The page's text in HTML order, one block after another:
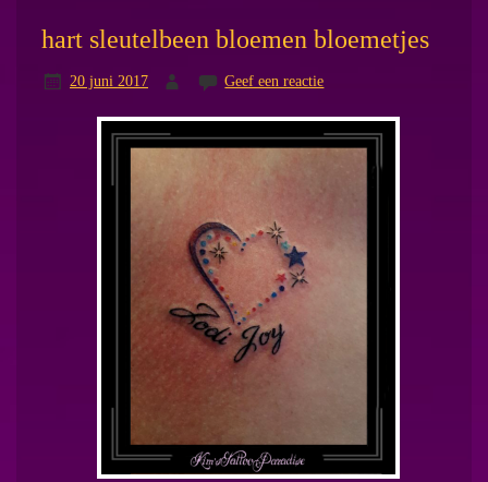
hart sleutelbeen bloemen bloemetjes
20 juni 2017 Geef een reactie